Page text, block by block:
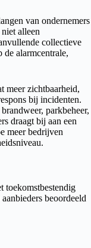
van ondernemers
alleen
collectieve
alarmcentrale,
meer zichtbaarheid,
bij incidenten.
parkbeheer,
draagt bij aan een
meer bedrijven
toekomstbestendig
beoordeeld